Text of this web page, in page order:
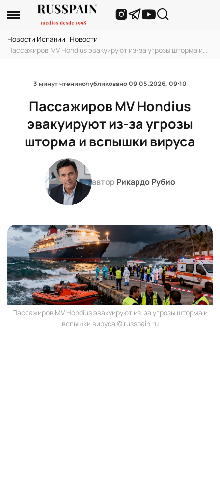
Новости Испании Новости
Пассажиров MV Hondius эвакуируют из-за угрозы шторма и
3 минут чтенияопубликовано 09.05.2026, 09:10
Пассажиров MV Hondius
эвакуируют из-за угрозы
шторма и вспышки вируса
автор Рикардо Рубио
Пассажиров MV Hondius эвакуируют из-за угрозы шторма и
вспышки вируса © russpain.ru